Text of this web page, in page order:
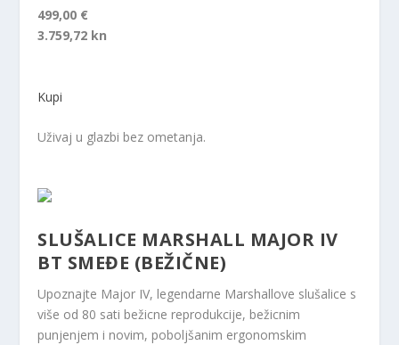
499,00 €
3.759,72 kn
Kupi
Uživaj u glazbi bez ometanja.
SLUŠALICE MARSHALL MAJOR IV
BT SMEĐE (BEŽIČNE)
Upoznajte Major IV, legendarne Marshallove slušalice s
više od 80 sati bežicne reprodukcije, bežicnim
punjenjem i novim, poboljšanim ergonomskim